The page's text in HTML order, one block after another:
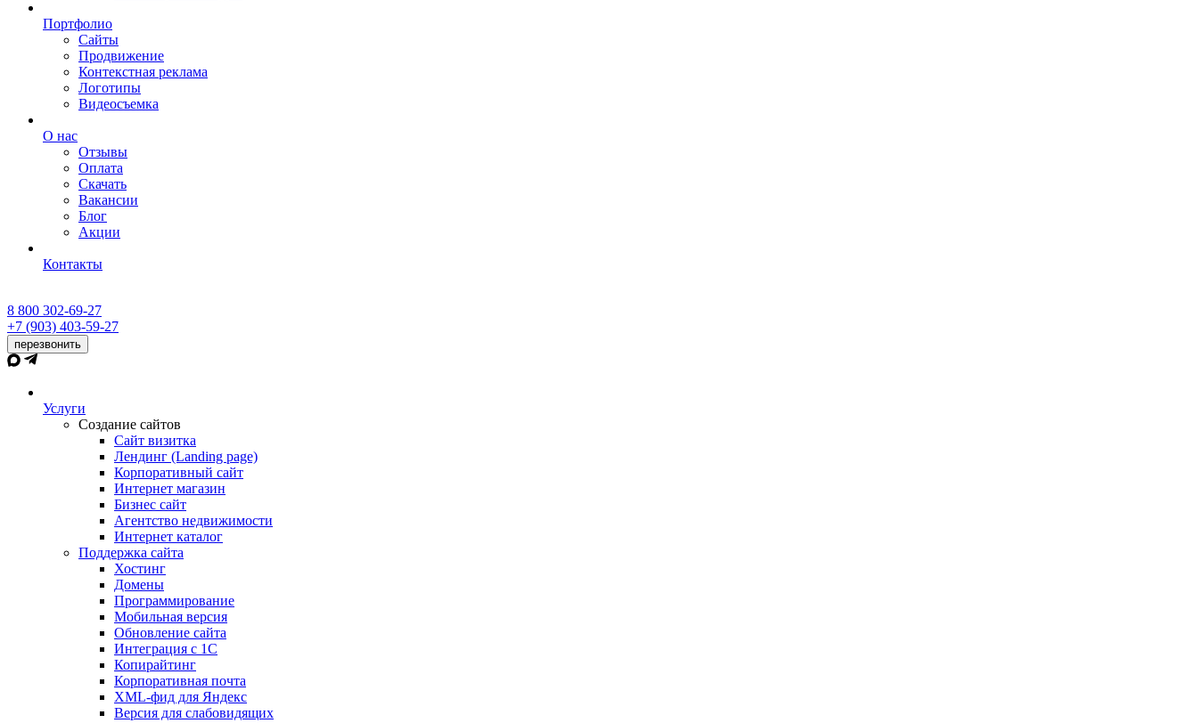
Портфолио
Сайты
Продвижение
Контекстная реклама
Логотипы
Видеосъемка
О нас
Отзывы
Оплата
Скачать
Вакансии
Блог
Акции
Контакты
8 800 302-69-27
+7 (903) 403-59-27
перезвонить
Услуги
Создание сайтов
Сайт визитка
Лендинг (Landing page)
Корпоративный сайт
Интернет магазин
Бизнес сайт
Агентство недвижимости
Интернет каталог
Поддержка сайта
Хостинг
Домены
Программирование
Мобильная версия
Обновление сайта
Интеграция с 1С
Копирайтинг
Корпоративная почта
XML-фид для Яндекс
Версия для слабовидящих